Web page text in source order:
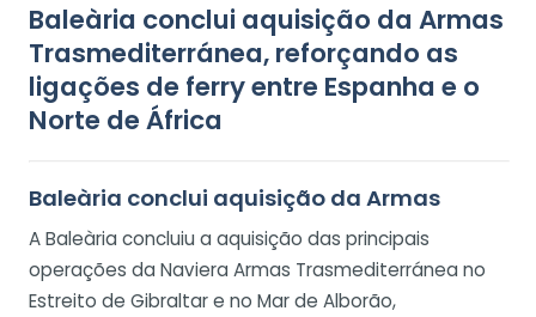
Baleària conclui aquisição da Armas
Trasmediterránea, reforçando as
ligações de ferry entre Espanha e o
Norte de África
Baleària conclui aquisição da Armas
A Baleària concluiu a aquisição das principais
operações da Naviera Armas Trasmediterránea no
Estreito de Gibraltar e no Mar de Alborão,